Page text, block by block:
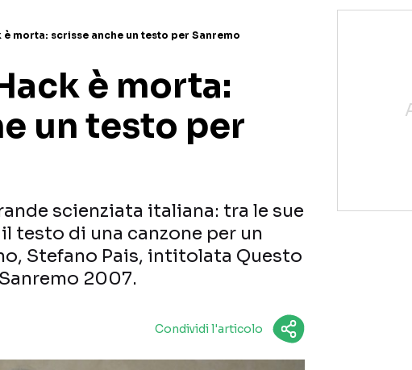
morta: scrisse anche un testo per Sanremo
è morta:
un testo per
scienziata italiana: tra le sue
testo di una canzone per un
Stefano Pais, intitolata Questo
2007.
Condividi l'articolo